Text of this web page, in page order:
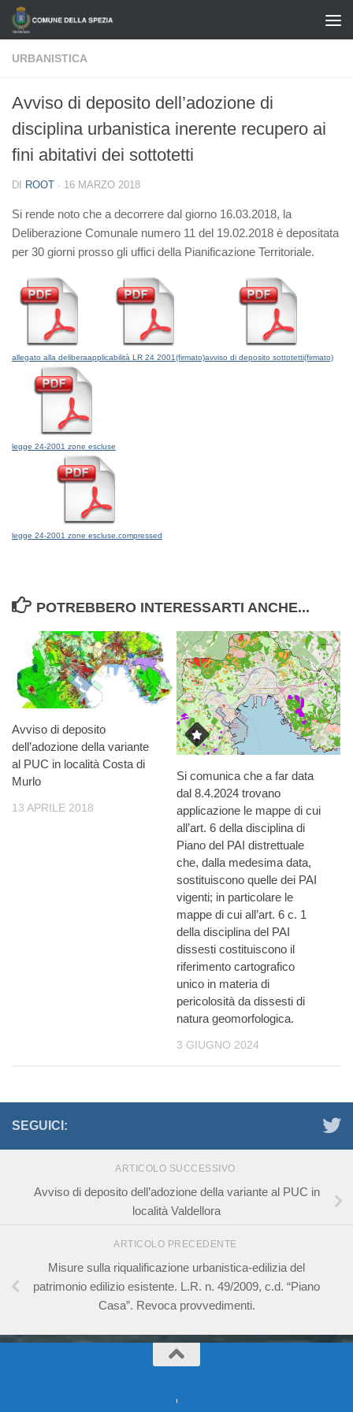
Salta al contenuto
URBANISTICA
Avviso di deposito dell’adozione di
disciplina urbanistica inerente recupero ai
fini abitativi dei sottotetti
DI ROOT · 16 MARZO 2018
Si rende noto che a decorrere dal giorno 16.03.2018, la
Deliberazione Comunale numero 11 del 19.02.2018 è depositata
per 30 giorni prosso gli uffici della Pianificazione Territoriale.
allegato alla deliberaapplicabilità LR 24 2001(firmato)avviso di deposito sottotetti(firmato)
legge 24-2001 zone escluse
legge 24-2001 zone escluse.compressed
POTREBBERO INTERESSARTI ANCHE...
Avviso di deposito
dell’adozione della variante
al PUC in località Costa di
Murlo
13 APRILE 2018
Si comunica che a far data
dal 8.4.2024 trovano
applicazione le mappe di cui
all’art. 6 della disciplina di
Piano del PAI distrettuale
che, dalla medesima data,
sostituiscono quelle dei PAI
vigenti; in particolare le
mappe di cui all’art. 6 c. 1
della disciplina del PAI
dissesti costituiscono il
riferimento cartografico
unico in materia di
pericolosità da dissesti di
natura geomorfologica.
3 GIUGNO 2024
SEGUICI:
ARTICOLO SUCCESSIVO
Avviso di deposito dell’adozione della variante al PUC in
località Valdellora
ARTICOLO PRECEDENTE
Misure sulla riqualificazione urbanistica-edilizia del
patrimonio edilizio esistente. L.R. n. 49/2009, c.d. “Piano
Casa”. Revoca provvedimenti.